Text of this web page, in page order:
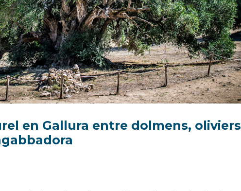
en Gallura entre dolmens, oliviers